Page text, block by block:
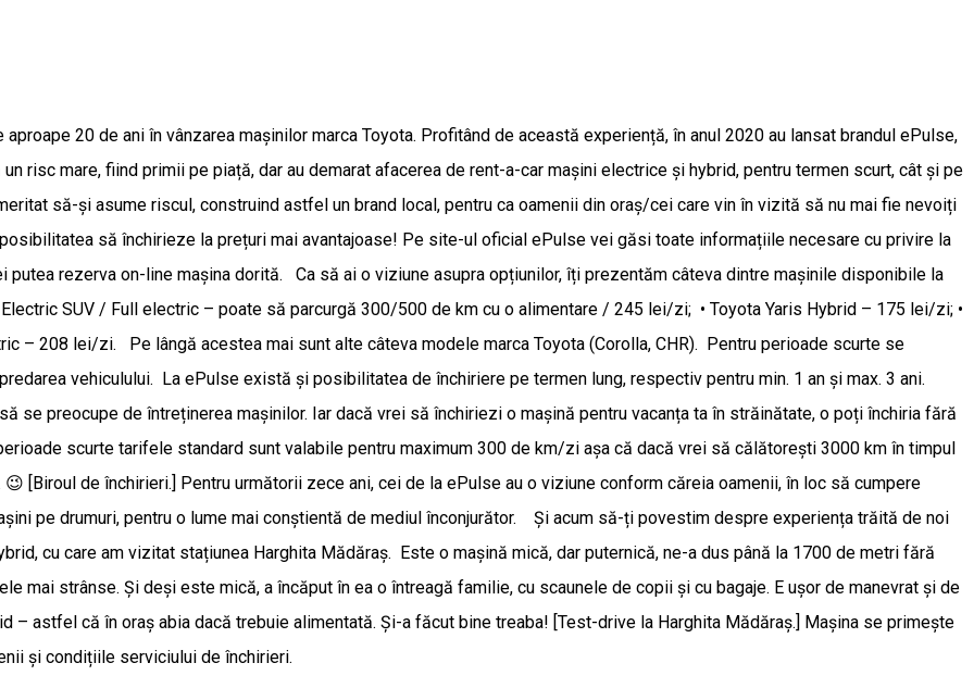
20 de ani în vânzarea mașinilor marca Toyota. Profitând de această experiență, în anul 2020 au lansat brandul ePulse,
risc mare, fiind primii pe piață, dar au demarat afacerea de rent-a-car mașini electrice și hybrid, pentru termen scurt, cât și pe
să-și asume riscul, construind astfel un brand local, pentru ca oamenii din oraș/cei care vin în vizită să nu mai fie nevoiți
să închirieze la prețuri mai avantajoase! Pe site-ul oficial ePulse vei găsi toate informațiile necesare cu privire la
rezerva on-line mașina dorită. Ca să ai o viziune asupra opțiunilor, îți prezentăm câteva dintre mașinile disponibile la
SUV / Full electric – poate să parcurgă 300/500 de km cu o alimentare / 245 lei/zi; • Toyota Yaris Hybrid – 175 lei/zi; •
– 208 lei/zi. Pe lângă acestea mai sunt alte câteva modele marca Toyota (Corolla, CHR). Pentru perioade scurte se
vehiculului. La ePulse există și posibilitatea de închiriere pe termen lung, respectiv pentru min. 1 an și max. 3 ani.
se preocupe de întreținerea mașinilor. Iar dacă vrei să închiriezi o mașină pentru vacanța ta în străinătate, o poți închiria fără
scurte tarifele standard sunt valabile pentru maximum 300 de km/zi așa că dacă vrei să călătorești 3000 km în timpul
[Biroul de închirieri.] Pentru următorii zece ani, cei de la ePulse au o viziune conform căreia oamenii, în loc să cumpere
pe drumuri, pentru o lume mai conștientă de mediul înconjurător. Și acum să-ți povestim despre experiența trăită de noi
cu care am vizitat stațiunea Harghita Mădăraș. Este o mașină mică, dar puternică, ne-a dus până la 1700 de metri fără
mai strânse. Și deși este mică, a încăput în ea o întreagă familie, cu scaunele de copii și cu bagaje. E ușor de manevrat și de
astfel că în oraș abia dacă trebuie alimentată. Și-a făcut bine treaba! [Test-drive la Harghita Mădăraș.] Mașina se primește
și condițiile serviciului de închirieri.